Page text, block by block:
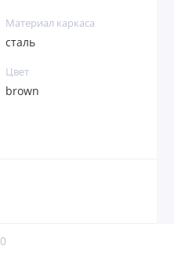
Материал каркаса
сталь
Цвет
brown
0